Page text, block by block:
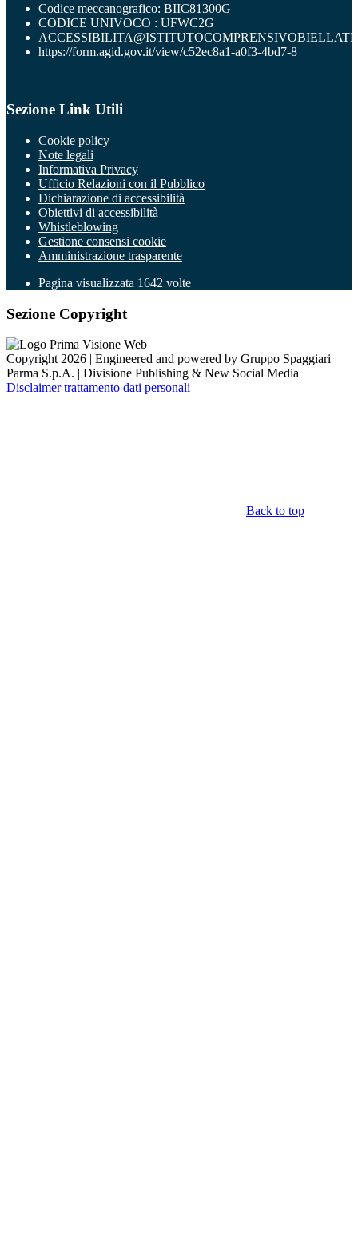
Codice meccanografico: BIIC81300G
CODICE UNIVOCO : UFWC2G
https://form.agid.gov.it/view/c52ec8a1-a0f3-4bd7-8
Sezione Link Utili
Cookie policy
Note legali
Informativa Privacy
Ufficio Relazioni con il Pubblico
Dichiarazione di accessibilità
Obiettivi di accessibilità
Whistleblowing
Gestione consensi cookie
Amministrazione trasparente
Pagina visualizzata 1642 volte
Sezione Copyright
Copyright 2026 | Engineered and powered by Gruppo Spaggiari
Parma S.p.A. | Divisione Publishing & New Social Media
Disclaimer trattamento dati personali
Back to top